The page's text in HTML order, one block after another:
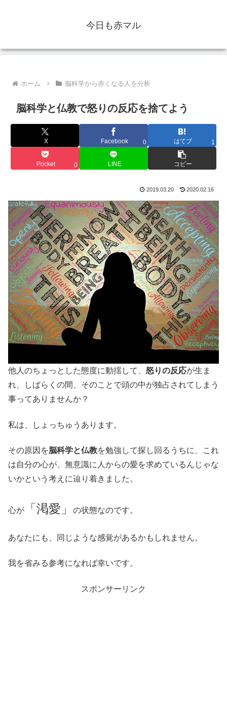
今日も赤マル
ホーム 脳科学から赤くなる人を分析
脳科学と仏教で怒りの反応を捨てよう
X Facebook 0 はてブ 1
Pocket 0 LINE コピー
2019.03.20 2020.02.16
他人のちょっとした態度に動揺して、 怒りの反応が生ま
れ、しばらくの間、そのことで頭の中が独占されてしまう
事ってありませんか？
私は、しょっちゅうあります。
その原因を脳科学と仏教を勉強して探し回るうちに、これ
は自分の心が、無意識に人からの愛を求めているんじゃな
いかという考えに辿り着きました。
心が 「渇愛」 の状態なのです。
あなたにも、同じような感覚があるかもしれません。
我を省みる参考になれば幸いです。
スポンサーリンク